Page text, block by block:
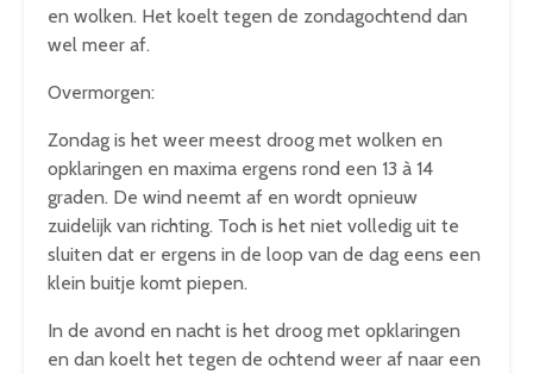
en wolken. Het koelt tegen de zondagochtend dan
wel meer af.
Overmorgen:
Zondag is het weer meest droog met wolken en
opklaringen en maxima ergens rond een 13 à 14
graden. De wind neemt af en wordt opnieuw
zuidelijk van richting. Toch is het niet volledig uit te
sluiten dat er ergens in de loop van de dag eens een
klein buitje komt piepen.
In de avond en nacht is het droog met opklaringen
en dan koelt het tegen de ochtend weer af naar een